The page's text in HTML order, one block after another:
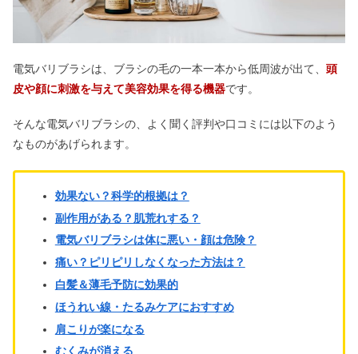
立つ？50代ぽっちゃりはOK？
ヴァンクリーフが高い理由！値上げし
た？フランスで買うと安いの？
コスメデコルテのリポソームは効果な
し？口コミ&偽物の見分け方
かないの評判は？顔の使い方やお試し
も
アクシーズファムはやばい？喪女？お
電気バリブラシは、ブラシの毛の一本一本から低周波が出て、 頭
皮や顔に刺激を与えて美容効果を得る機器です。
そんな電気バリブラシの、よく聞く評判や口コミには以下のよう
なものがあげられます。
効果ない？科学的根拠は？
副作用がある？肌荒れする？
電気バリブラシは体に悪い・顔は危険？
痛い？ピリピリしなくなった方法は？
白髪＆薄毛予防に効果的
ほうれい線・たるみケアにおすすめ
肩こりが楽になる
むくみが消える